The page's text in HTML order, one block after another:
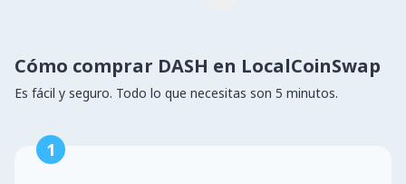
Cómo comprar DASH en LocalCoinSwap
Es fácil y seguro. Todo lo que necesitas son 5 minutos.
1